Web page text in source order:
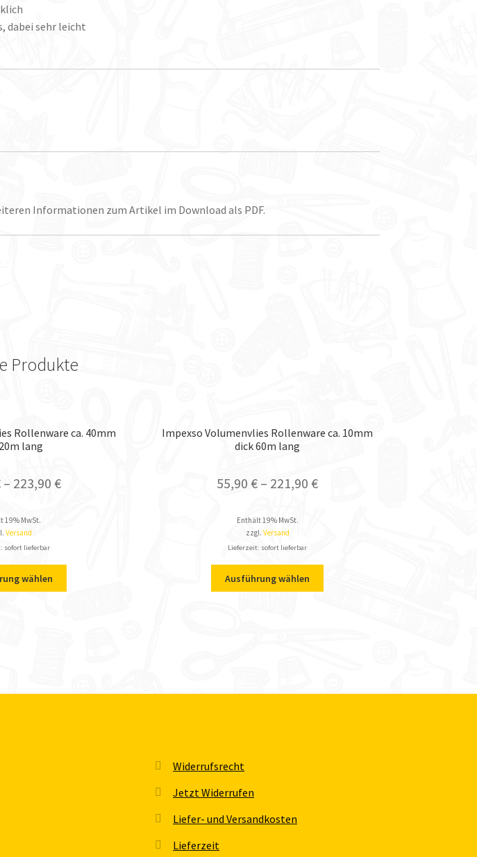
dabei sehr leicht
Informationen zum Artikel im Download als PDF.
Produkte
Rollenware ca. 40mm
lang
– 223,90 €
19% MwSt.
Versand
sofort lieferbar
wählen
Impexso Volumenvlies Rollenware ca. 10mm
dick 60m lang
55,90€ – 221,90 €
Enthält 19% MwSt.
zzgl. Versand
Lieferzeit: sofort lieferbar
Ausführung wählen
Widerrufsrecht
Jetzt Widerrufen
Liefer- und Versandkosten
Lieferzeit